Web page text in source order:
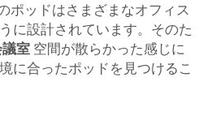
ポッドはさまざまなオフィス
に設計されています。そのた
室 空間が散らかった感じに
に合ったポッドを見つけるこ